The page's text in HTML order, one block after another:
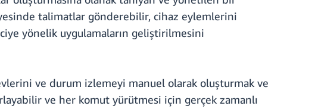
talimatlar gönderebilir, cihaz eylemlerini
yönelik uygulamaların geliştirilmesini
ve durum izlemeyi manuel olarak oluşturmak ve
ve her komut yürütmesi için gerçek zamanlı